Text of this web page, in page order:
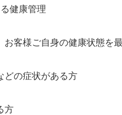
健康管理
客様ご自身の健康状態を
どの症状がある方
方